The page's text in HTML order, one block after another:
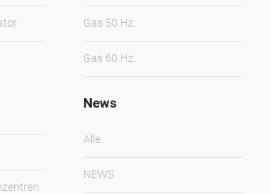
Gas 50 Hz.
Gas 60 Hz.
News
Alle
NEWS